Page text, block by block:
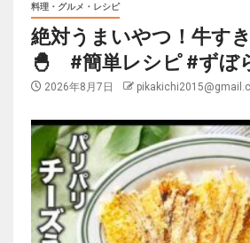
料理・グルメ・レシピ
絶対うまいやつ！牛す
🐣 #簡単レシピ #ずぼ
2026年8月7日